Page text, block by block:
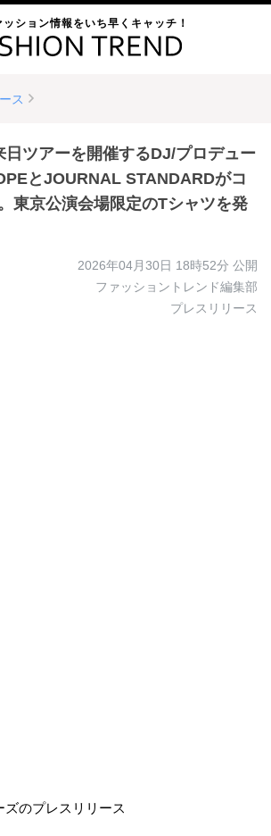
ッション情報をいち早くキャッチ！
ス
日ツアーを開催するDJ/プロデュー
とJOURNAL STANDARDがコ
東京公演会場限定のTシャツを発
2026年04月30日 18時52分 公開
ファッショントレンド編集部
プレスリリース
のプレスリリース